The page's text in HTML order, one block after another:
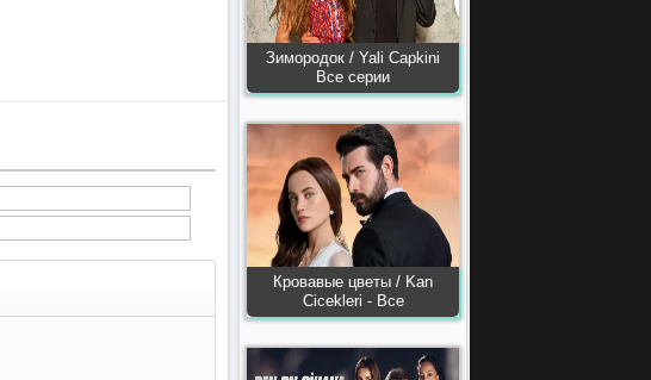
Зимородок / Yali Capkini
Все серии
Кровавые цветы / Kan
Сiсekleri - Все